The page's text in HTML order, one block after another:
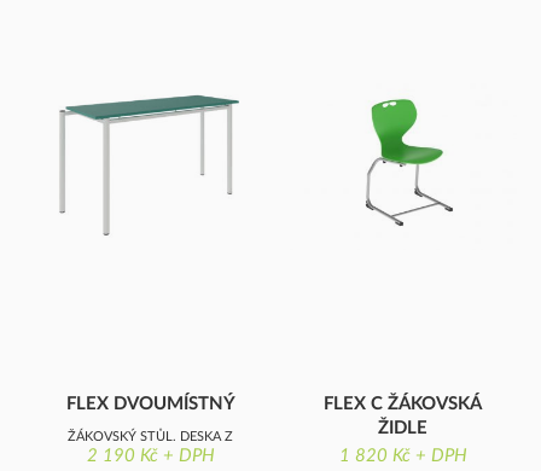
FLEX DVOUMÍSTNÝ
ŽÁKOVSKÝ STŮL, DESKA Z
LAMINOVANÉ DŘEVOTŘÍSKY
2 190 Kč + DPH
FLEX C ŽÁKOVSKÁ
ŽIDLE
FLEX C ŽÁKOVSKÁ ŽIDLE
1 820 Kč + DPH